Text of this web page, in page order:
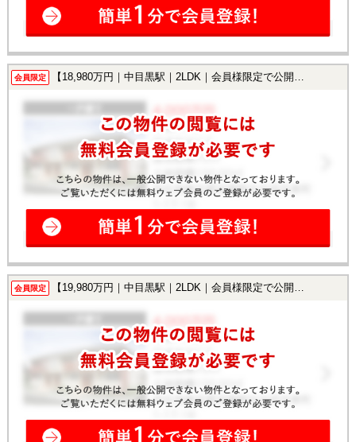
会員限定 【18,980万円｜中目黒駅｜2LDK｜会員様限定で公開中！】
会員限定 【19,980万円｜中目黒駅｜2LDK｜会員様限定で公開中！】